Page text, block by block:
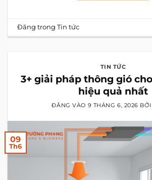
Đăng trongTin tức
TIN TỨC
3+ giải pháp thông gió
hiệu quả nhất
ĐĂNG VÀO 9 THÁNG 6, 2026 BỞI
09
Th6